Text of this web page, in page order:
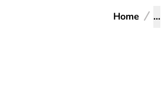
Home ...